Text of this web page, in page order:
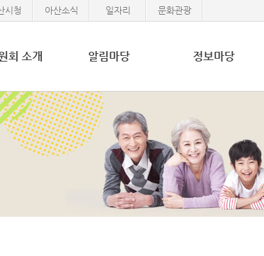
시청 아산소식 일자리 문화관광
회 소개 알림마당 정보마당